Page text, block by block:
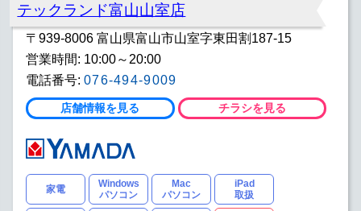
テックランド富山山室店
〒939-8006 富山県富山市山室字東田割187-15
営業時間: 10:00～20:00
電話番号: 076-494-9009
店舗情報を見る チラシを見る
家電
Windows
パソコン
Mac
パソコン
iPad
取扱